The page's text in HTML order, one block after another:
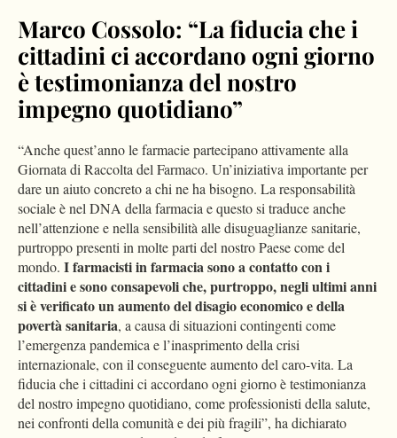
Marco Cossolo: “La fiducia che i
cittadini ci accordano ogni giorno
è testimonianza del nostro
impegno quotidiano”
“Anche quest’anno le farmacie partecipano attivamente alla
Giornata di Raccolta del Farmaco. Un’iniziativa importante per
dare un aiuto concreto a chi ne ha bisogno. La responsabilità
sociale è nel DNA della farmacia e questo si traduce anche
nell’attenzione e nella sensibilità alle disuguaglianze sanitarie,
purtroppo presenti in molte parti del nostro Paese come del
mondo. I farmacisti in farmacia sono a contatto con i
cittadini e sono consapevoli che, purtroppo, negli ultimi anni
si è verificato un aumento del disagio economico e della
povertà sanitaria, a causa di situazioni contingenti come
l’emergenza pandemica e l’inasprimento della crisi
internazionale, con il conseguente aumento del caro-vita. La
fiducia che i cittadini ci accordano ogni giorno è testimonianza
del nostro impegno quotidiano, come professionisti della salute,
nei confronti della comunità e dei più fragili”, ha dichiarato